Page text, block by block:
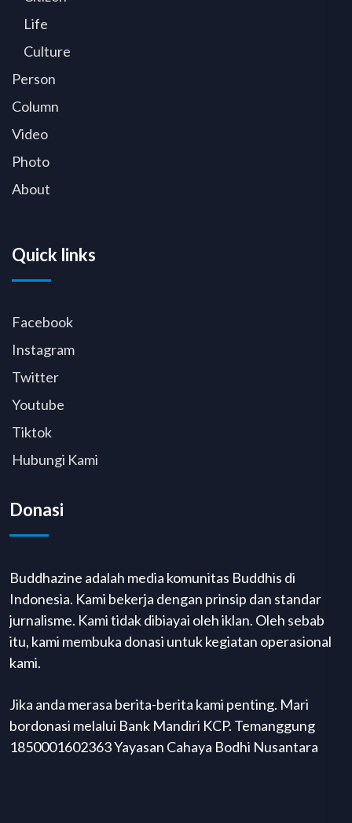
Life
Culture
Person
Column
Video
Photo
About
Quick links
Facebook
Instagram
Twitter
Youtube
Tiktok
Hubungi Kami
Donasi
Buddhazine adalah media komunitas Buddhis di
Indonesia. Kami bekerja dengan prinsip dan standar
jurnalisme. Kami tidak dibiayai oleh iklan. Oleh sebab
itu, kami membuka donasi untuk kegiatan operasional
kami.
Jika anda merasa berita-berita kami penting. Mari
bordonasi melalui Bank Mandiri KCP. Temanggung
1850001602363 Yayasan Cahaya Bodhi Nusantara